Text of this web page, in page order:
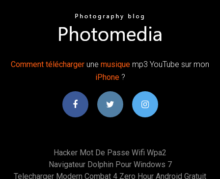
Comment télécharger une musique mp3 YouTube sur mon
iPhone?
Hacker Mot De Passe Wifi Wpa2
Navigateur Dolphin Pour Windows 7
Telecharger Modern Combat 4 Zero Hour Android Gratuit